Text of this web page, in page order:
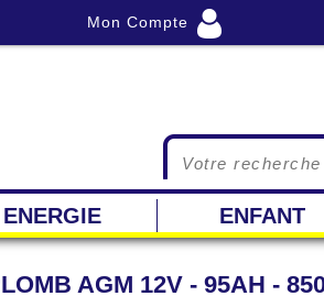
Mon Compte
ENERGIE ENFANT
AGM 12V - 95AH -